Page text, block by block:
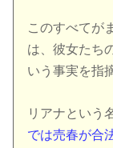
このすべてが
は、彼女たち
いう事実を指
リアナという
では売春が合